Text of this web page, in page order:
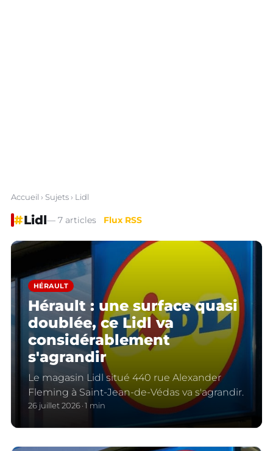
Accueil › Sujets› Lidl
#Lidl— 7 articles Flux RSS
HÉRAULT
Hérault : une surface quasi
doublée, ce Lidl va
considérablement
s'agrandir
Le magasin Lidl situé 440 rue Alexander
Fleming à Saint-Jean-de-Védas va s'agrandir.
26 juillet 2026 1 min